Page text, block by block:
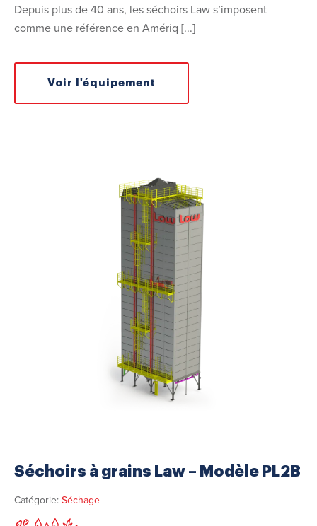
Depuis plus de 40 ans, les séchoirs Law s’imposent
comme une référence en Amériq [...]
Voir l'équipement
Séchoirs à grains Law – Modèle PL2B
Catégorie:Séchage